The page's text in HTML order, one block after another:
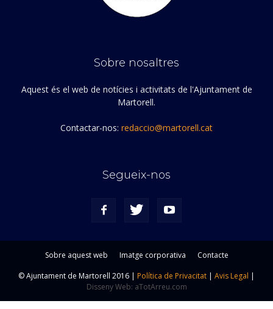
Sobre nosaltres
Aquest és el web de notícies i activitats de l'Ajuntament de
Martorell.
Contactar-nos: redaccio@martorell.cat
Segueix-nos
Sobre aquest web Imatge corporativa
Contacte
© Ajuntament de Martorell 2016 | Política de Privacitat | Avis Legal |
Disseny Web: aTotArreu.com